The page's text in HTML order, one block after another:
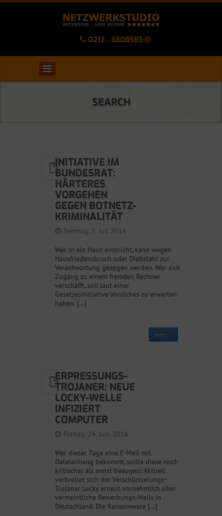
0212 . 3808583-0
SEARCH
INITIATIVE IM
BUNDESRAT:
HÄRTERES
VORGEHEN
GEGEN BOTNETZ-
KRIMINALITÄT
Samstag, 9. Juli 2016
Wer in ein Haus einbricht, kann wegen
Hausfriedensbruch oder Diebstahl zur
Verantwortung gezogen werden. Wer sich
Zugang zu einem fremden Rechner
verschafft, soll laut einer
Gesetzesinitiative ähnliches zu erwarten
haben. […]
mehr...
ERPRESSUNGS-
TROJANER: NEUE
LOCKY-WELLE
INFIZIERT
COMPUTER
Freitag, 24. Juni 2016
Wer dieser Tage eine E-Mail mit
Dateianhang bekommt, sollte diese noch
kritischer als sonst beäugen: Aktuell
verbreitet sich der Verschlüsselungs-
Trojaner Locky erneut vornehmlich über
vermeintliche Bewerbungs-Mails in
Deutschland. Die Ransomware […]